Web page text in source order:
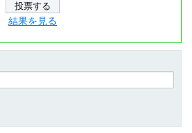
結果を見る